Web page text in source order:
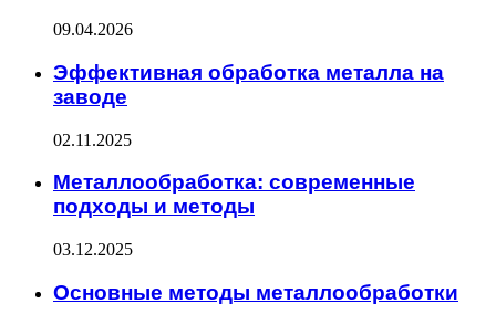
09.04.2026
Эффективная обработка металла на
заводе
02.11.2025
Металлообработка: современные
подходы и методы
03.12.2025
Основные методы металлообработки